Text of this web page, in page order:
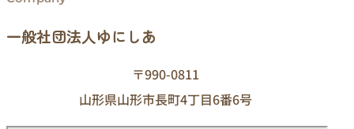
一般社団法人ゆにしあ
〒990-0811
山形県山形市長町4丁目6番6号